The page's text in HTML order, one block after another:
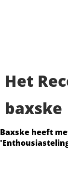
Het
baxske
Baxske heeft